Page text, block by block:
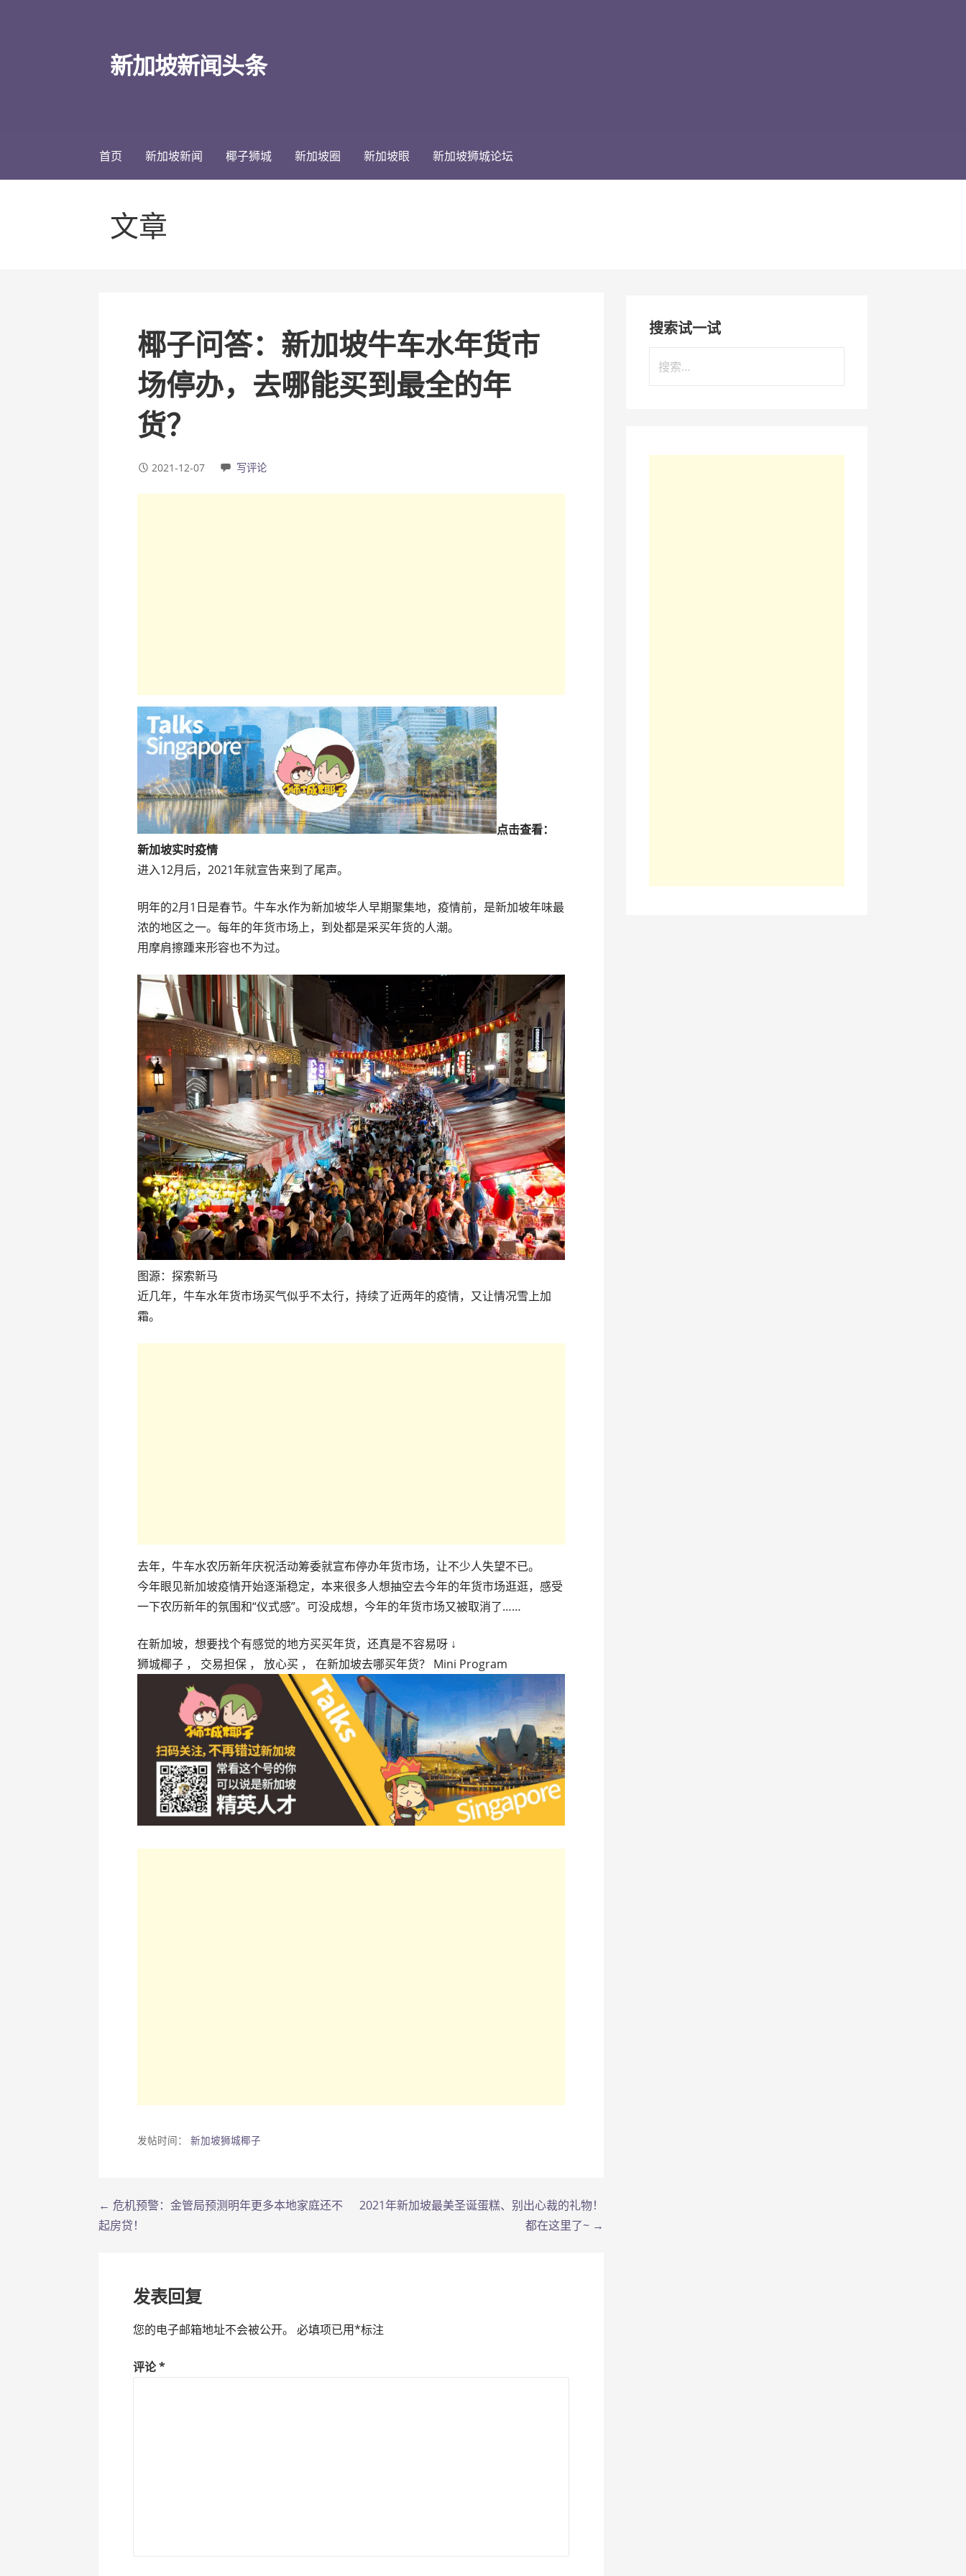
新加坡新闻头条
首页 新加坡新闻 椰子狮城 新加坡圈 新加坡眼 新加坡狮城论坛
文章
椰子问答：新加坡牛车水年货市
场停办，去哪能买到最全的年
货？
2021-12-07 写评论
点击查看：
新加坡实时疫情
进入12月后，2021年就宣告来到了尾声。
明年的2月1日是春节。牛车水作为新加坡华人早期聚集地，疫情前，是新加坡年味最
浓的地区之一。每年的年货市场上，到处都是采买年货的人潮。
用摩肩擦踵来形容也不为过。
图源：探索新马
近几年，牛车水年货市场买气似乎不太行，持续了近两年的疫情，又让情况雪上加
霜。
去年，牛车水农历新年庆祝活动筹委就宣布停办年货市场，让不少人失望不已。
今年眼见新加坡疫情开始逐渐稳定，本来很多人想抽空去今年的年货市场逛逛，感受
一下农历新年的氛围和“仪式感”。可没成想，今年的年货市场又被取消了……
在新加坡，想要找个有感觉的地方买买年货，还真是不容易呀 ↓
狮城椰子 ， 交易担保 ， 放心买 ， 在新加坡去哪买年货？ Mini Program
发帖时间：新加坡狮城椰子
文
← 危机预警：金管局预测明年更多本地家庭还不
起房贷！
2021年新加坡最美圣诞蛋糕、别出心裁的礼物！
都在这里了~ →
发表回复
您的电子邮箱地址不会被公开。 必填项已用*标注
评论*
搜索试一试
索